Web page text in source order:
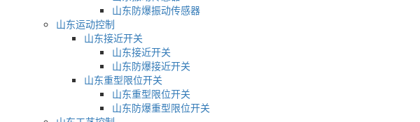
山东防爆振动传感器
山东运动控制
山东接近开关
山东接近开关
山东防爆接近开关
山东重型限位开关
山东重型限位开关
山东防爆重型限位开关